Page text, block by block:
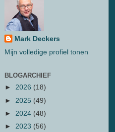
Mark Deckers
Mijn volledige profiel tonen
BLOGARCHIEF
► 2026 (18)
► 2025 (49)
► 2024 (48)
► 2023 (56)